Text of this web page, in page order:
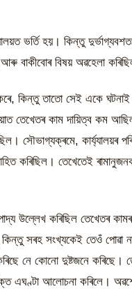
ভৰ্তি হয়। কিন্তু দুৰ্ভাগ্যবশতঃ
বাকীবোৰ বিষয় অৱহেলা
কৰে, কিন্তু তাতো সেই একে
তেখেতৰ কাম দায়িত্ব কম
সৌভাগ্যক্ৰমে,
কৰিছিল। তেখেতেই ৰামানুজনক
উল্লেখ কৰিছিল তেখেতৰ
কিন্তু সৰহ সংখ্যকেই তেওঁ
নে কোনো দুষ্টজনে
এঘণ্টা আলোচনা কৰিলে।